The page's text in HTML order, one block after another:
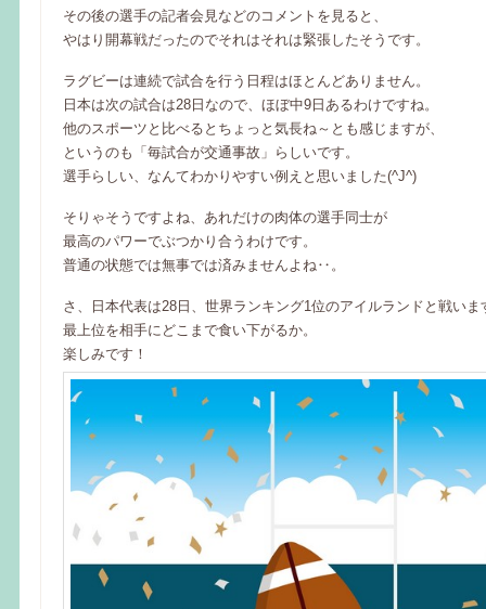
その後の選手の記者会見などのコメントを見ると、
やはり開幕戦だったのでそれはそれは緊張したそうです。
ラグビーは連続で試合を行う日程はほとんどありません。
日本は次の試合は28日なので、ほぼ中9日あるわけですね。
他のスポーツと比べるとちょっと気長ね～とも感じますが、
というのも「毎試合が交通事故」らしいです。
選手らしい、なんてわかりやすい例えと思いました(^J^)
そりゃそうですよね、あれだけの肉体の選手同士が
最高のパワーでぶつかり合うわけです。
普通の状態では無事では済みませんよね‥。
さ、日本代表は28日、世界ランキング1位のアイルランドと戦いま
最上位を相手にどこまで食い下がるか。
楽しみです！